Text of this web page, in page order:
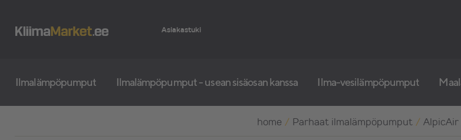
Asiakastuki
Ilmalämpöpumput Ilmalämpöpumput - usean sisäosan kanssa Ilma-vesilämpöpumput
home / Parhaat ilmalämpöpumput / AlpicAir